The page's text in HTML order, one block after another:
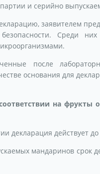
и серийно
заявителем
Среди
после
основания для
на фрукты
декларация действует
мандаринов срок